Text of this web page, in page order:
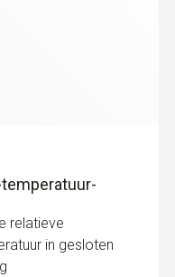
relatieve
in gesloten